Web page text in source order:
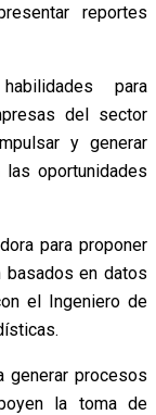
reportes
para
del sector
y generar
oportunidades
para proponer
en datos
el Ingeniero de
generar procesos
la toma de